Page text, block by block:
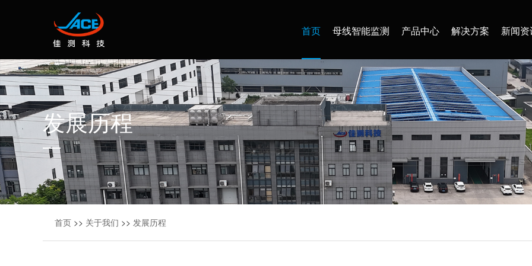
首页 母线智能监测 产品中心 解决方案 新闻
发展历程
首页 >> 关于我们 >> 发展历程